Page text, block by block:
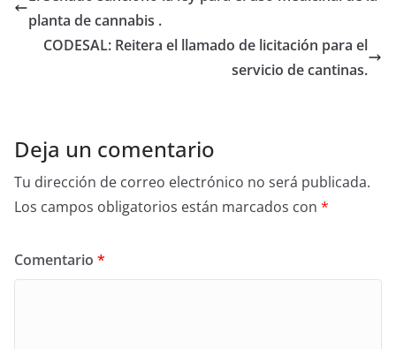
planta de cannabis .
CODESAL: Reitera el llamado de licitación para el
servicio de cantinas.
Deja un comentario
Tu dirección de correo electrónico no será publicada.
Los campos obligatorios están marcados con *
Comentario *